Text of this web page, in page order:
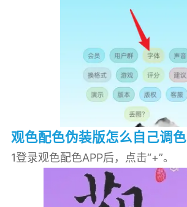
观色配色伪装版怎么自己调色
1登录观色配色APP后，点击“+”。